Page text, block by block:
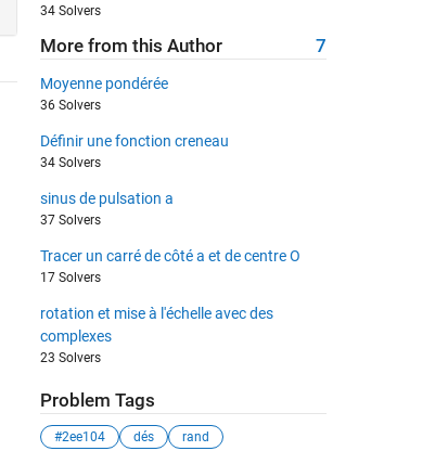
34 Solvers
More from this Author 7
Moyenne pondérée
36 Solvers
Définir une fonction creneau
34 Solvers
sinus de pulsation a
37 Solvers
Tracer un carré de côté a et de centre O
17 Solvers
rotation et mise à l'échelle avec des
complexes
23 Solvers
Problem Tags
#2ee104 dés rand